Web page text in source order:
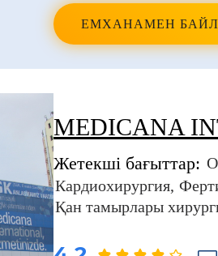
ЕМХАНАМЕН
MEDICANA
Жетекші бағыттар:
Кардиохирургия
Қан тамырлары